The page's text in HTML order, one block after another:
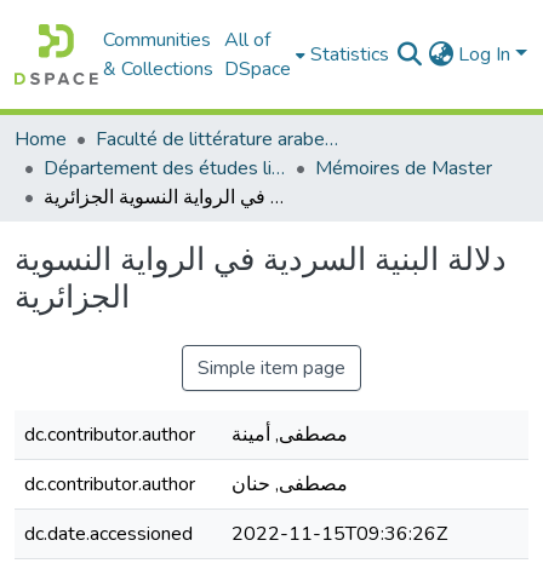
Communities
& Collections
All of
DSpace
Statistics Log In
Home
Faculté de littérature arabe et des arts
Département des études littéraires et critiques
Mémoires de Master
دلالة البنية السردية في الرواية النسوية الجزائرية
دلالة البنية السردية في الرواية النسوية
الجزائرية
Simple item page
dc.contributor.author
مصطفى, أمينة
dc.contributor.author
مصطفى, حنان
dc.date.accessioned
2022-11-15T09:36:26Z